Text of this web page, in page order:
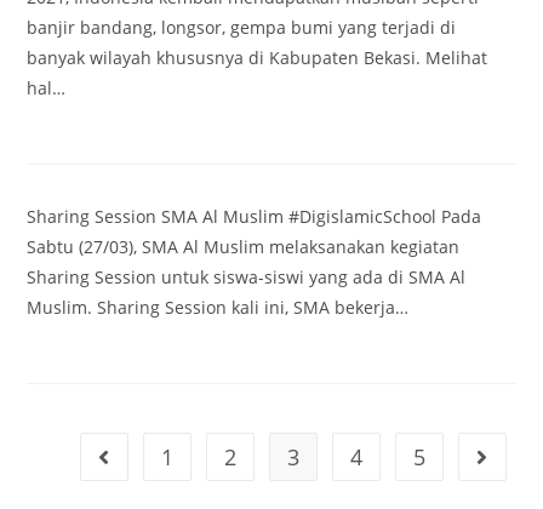
banjir bandang, longsor, gempa bumi yang terjadi di
banyak wilayah khususnya di Kabupaten Bekasi. Melihat
hal…
Sharing Session SMA Al Muslim #DigislamicSchool Pada
Sabtu (27/03), SMA Al Muslim melaksanakan kegiatan
Sharing Session untuk siswa-siswi yang ada di SMA Al
Muslim. Sharing Session kali ini, SMA bekerja…
1 2 3 4 5